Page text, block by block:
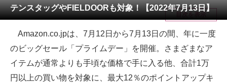
メディア
注目記事を集めた総合ページ
ITの今と未来を見通す
スマホと通信の最新トレンド
テンスタッグやFIELDOORも対象！【2022年7月13日】
目次を表示
Amazon.co.jpは、7月12日から7月13日の間、年に一度
のビッグセール「プライムデー」を開催。さまざまなア
イテムが通常よりも手頃な価格で手に入る他、合計1万
円以上の買い物を対象に、最大12％のポイントアップキ